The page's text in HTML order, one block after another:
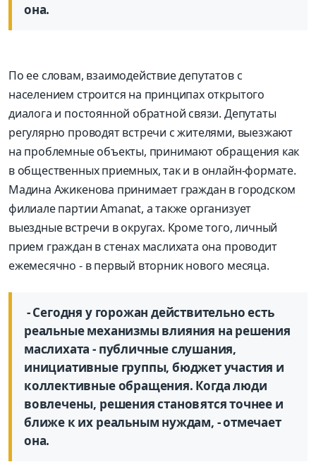
она.
По ее словам, взаимодействие депутатов с
населением строится на принципах открытого
диалога и постоянной обратной связи. Депутаты
регулярно проводят встречи с жителями, выезжают
на проблемные объекты, принимают обращения как
в общественных приемных, так и в онлайн-формате.
Мадина Ажикенова принимает граждан в городском
филиале партии Amanat, а также организует
выездные встречи в округах. Кроме того, личный
прием граждан в стенах маслихата она проводит
ежемесячно - в первый вторник нового месяца.
- Сегодня у горожан действительно есть
реальные механизмы влияния на решения
маслихата - публичные слушания,
инициативные группы, бюджет участия и
коллективные обращения. Когда люди
вовлечены, решения становятся точнее и
ближе к их реальным нуждам, - отмечает
она.